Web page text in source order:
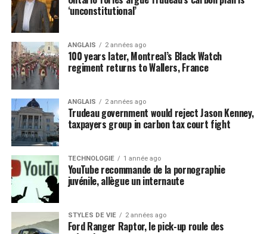
‘unconstitutional’
ANGLAIS 2 années ago
100 years later, Montreal’s Black Watch
regiment returns to Wallers, France
ANGLAIS 2 années ago
Trudeau government would reject Jason Kenney,
taxpayers group in carbon tax court fight
TECHNOLOGIE 1 année ago
YouTube recommande de la pornographie
juvénile, allègue un internaute
STYLES DE VIE 2 années ago
Ford Ranger Raptor, le pick-up roule des